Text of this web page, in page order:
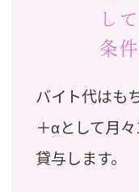
し
条
バイト代はも
＋αとして月
貸与します。